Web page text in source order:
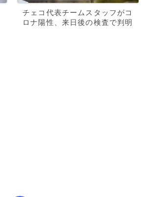
チェコ代表チームスタッフがコ
ロナ陽性、来日後の検査で判明